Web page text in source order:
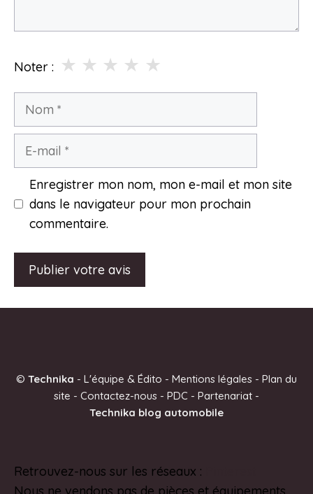
Noter : ★
★
★
★
★
Nom
Enregistrer mon nom, mon e-mail et mon site
dans le navigateur pour mon prochain
commentaire.
r
v
© Technika - L'équipe & Édito - Mentions légales - Plan du
site - Contactez-nous - PDC - Partenariat -
Technika blog automobile
Retrouvez-nous sur les réseaux :
Nous ne vendons pas de pièces et équipements